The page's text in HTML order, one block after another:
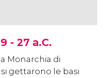
- 27 a.C.
Monarchia di
si gettarono le basi